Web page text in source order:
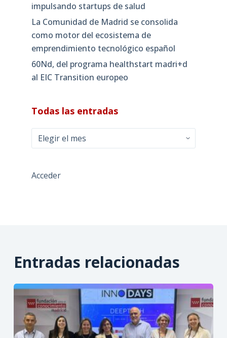
impulsando startups de salud
La Comunidad de Madrid se consolida
como motor del ecosistema de
emprendimiento tecnológico español
60Nd, del programa healthstart madri+d
al EIC Transition europeo
Todas las entradas
Todas
las
Acceder
Entradas relacionadas